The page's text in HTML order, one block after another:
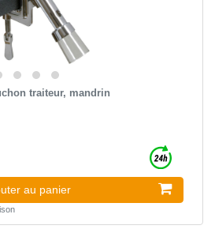
traiteur, mandrin
au panier